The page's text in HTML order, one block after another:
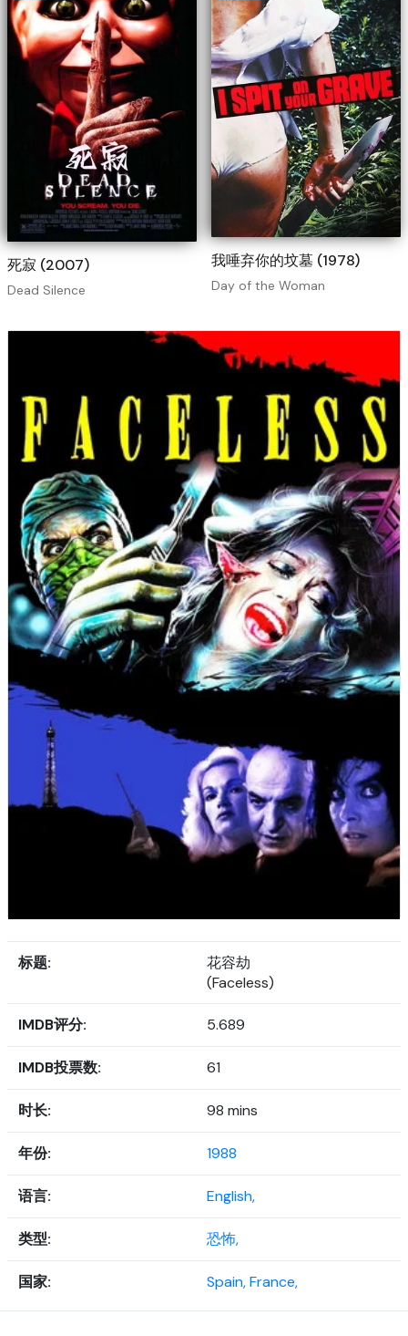
标题:
花容劫
(Faceless)
IMDB评分: 5.689
IMDB投票数: 61
时长: 98 mins
年份: 1988
语言: English,
类型: 恐怖,
国家: Spain,France,
死寂 (2007)
Dead Silence
我唾弃你的坟墓 (1978)
Day of the Woman